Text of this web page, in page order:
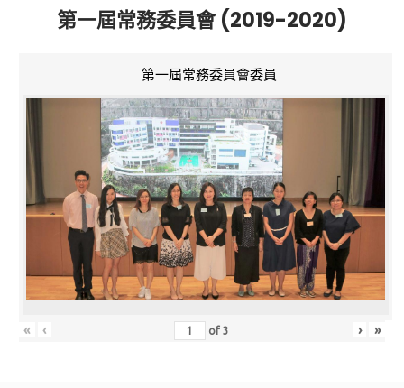
第一屆常務委員會 (2019-2020)
第一屆常務委員會委員
« ‹ of3 › »